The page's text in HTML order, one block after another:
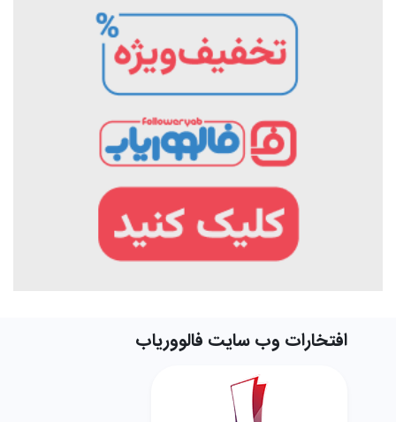
افتخارات وب سایت فالووریاب